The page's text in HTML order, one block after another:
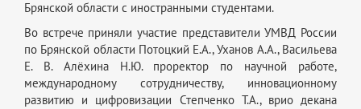
Брянской области с иностранными студентами.
Во встрече приняли участие представители УМВД России
по Брянской области Потоцкий Е.А., Уханов А.А., Васильева
Е. В. Алёхина Н.Ю. проректор по научной работе,
международному сотрудничеству, инновационному
развитию и цифровизации Степченко Т.А., врио декана